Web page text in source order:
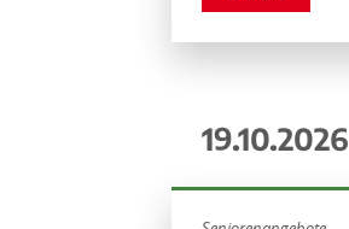
19.10.2026